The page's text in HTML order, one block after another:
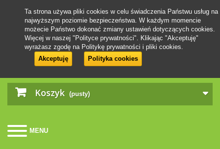
Koszyk (pusty)
MENU
Ta strona używa pliki cookies w celu świadczenia Państwu usług na
najwyższym poziomie bezpieczeństwa. W każdym momencie
możecie Państwo dokonać zmiany ustawień dotyczących cookies.
Więcej w naszej "Polityce prywatności". Klikając "Akceptuję"
wyrażasz zgodę na Politykę prywatności i pliki cookies.
Akceptuję
Polityka cookies